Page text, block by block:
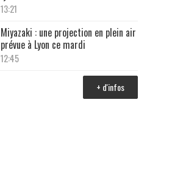
13:21
Miyazaki : une projection en plein air
prévue à Lyon ce mardi
12:45
+ d'infos